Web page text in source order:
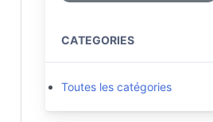
CATEGORIES
Toutes les catégories